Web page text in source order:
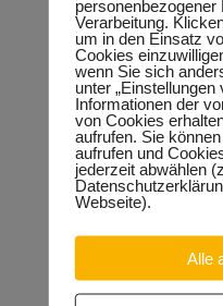
personenbezogener
Verarbeitung.
um in den Einsatz
Cookies
wenn Sie sich
unter „Einstellungen
Informationen der
von Cookies
aufrufen. Sie
aufrufen und
jederzeit abwählen
Webseite).
Alle